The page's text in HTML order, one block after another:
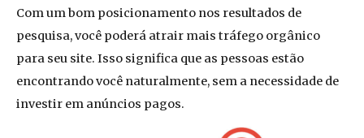
Com um bom posicionamento nos resultados de
pesquisa, você poderá atrair mais tráfego orgânico
para seu site. Isso significa que as pessoas estão
encontrando você naturalmente, sem a necessidade de
investir em anúncios pagos.